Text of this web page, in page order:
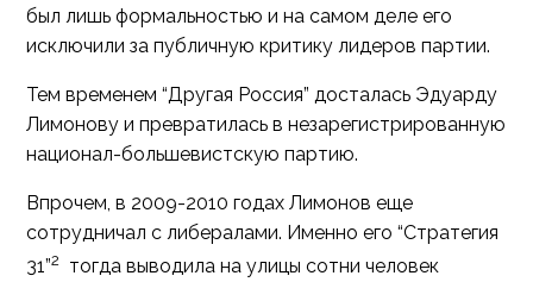
был лишь формальностью и на самом деле его
исключили за публичную критику лидеров партии.
Тем временем “Другая Россия” досталась Эдуарду
Лимонову и превратилась в незарегистрированную
национал-большевистскую партию.
Впрочем, в 2009-2010 годах Лимонов еще
сотрудничал с либералами. Именно его “Стратегия
31”2
тогда выводила на улицы сотни человек